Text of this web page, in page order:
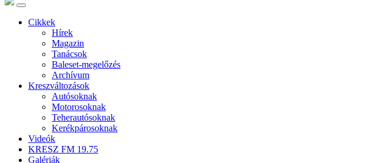
Cikkek
Hírek
Magazin
Tanácsok
Baleset-megelőzés
Archívum
Kreszváltozások
Autósoknak
Motorosoknak
Teherautósoknak
Kerékpárosoknak
Videók
KRESZ FM 19.75
Galériák